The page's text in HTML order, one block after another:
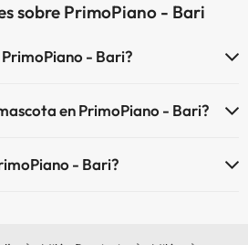
sobre PrimoPiano - Bari
- Bari?
en PrimoPiano - Bari?
- Bari?